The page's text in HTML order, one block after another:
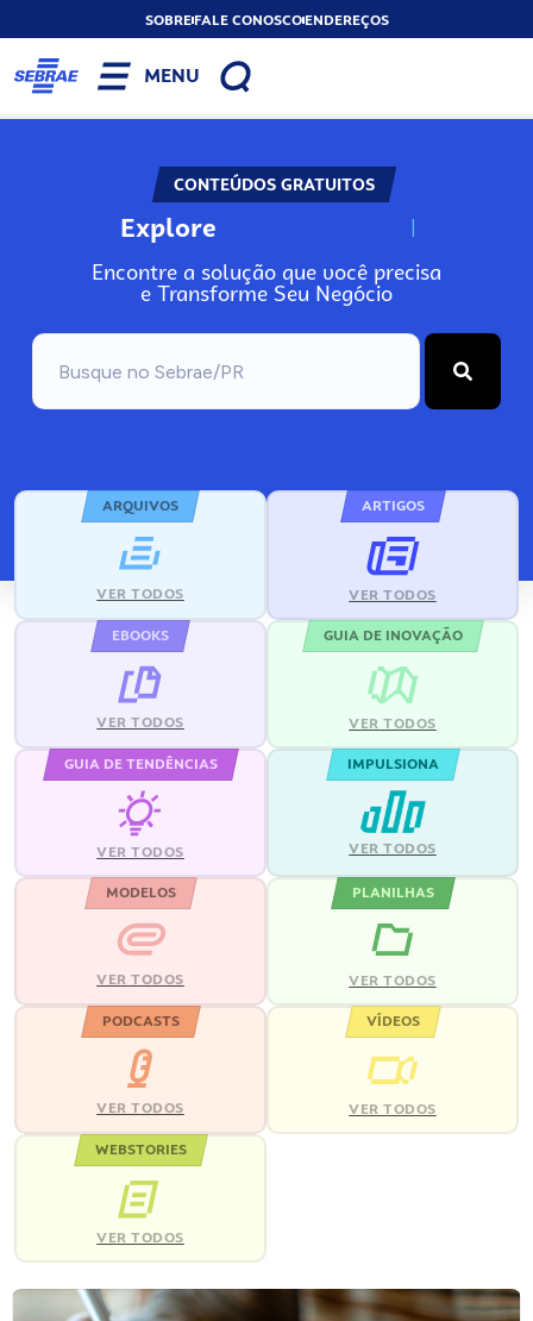
SOBREFALE CONOSCOENDEREÇOS
MENU
CONTEÚDOS GRATUITOS
Explore N
Encontre a solução que você precisa
e Transforme Seu Negócio
ARQUIVOS
VER TODOS
ARTIGOS
VER TODOS
EBOOKS
VER TODOS
GUIA DE INOVAÇÃO
VER TODOS
GUIA DE TENDÊNCIAS
VER TODOS
IMPULSIONA
VER TODOS
MODELOS
VER TODOS
PLANILHAS
VER TODOS
PODCASTS
VER TODOS
VÍDEOS
VER TODOS
WEBSTORIES
VER TODOS